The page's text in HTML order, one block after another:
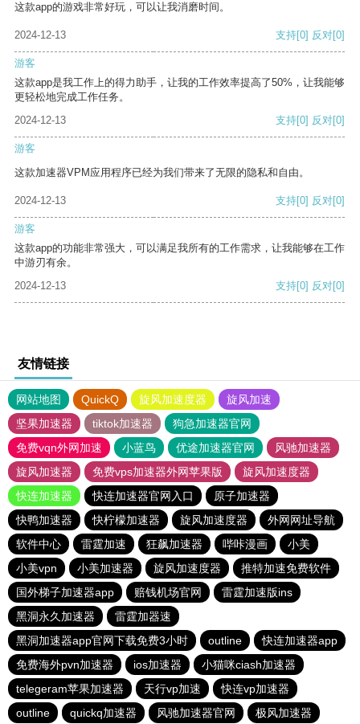
这款app的游戏非常好玩，可以让我消磨时间。
2024-12-13 支持[0] 反对[0]
游客
这款app是我工作上的得力助手，让我的工作效率提高了50%，让我能够
更轻松地完成工作任务。
2024-12-13
支持[0] 反对[0]
游客
这款加速器VPM应用程序已经为我们带来了无限的隐私和自由。
2024-12-13 支持[0] 反对[0]
游客
这款app的功能非常强大，可以满足我所有的工作需求，让我能够在工作
中游刃有余。
2024-12-13
支持[0] 反对[0]
友情链接
网站地图 QuickQ 旋风加速度器
旋风加速
坚果加速器
tiktok加速器
狗急加速器官网
免费vqn外网加速
小蓝鸟 优途加速器官网
风驰加速器
旋风加速器
免费vps加速器外网苹果版
旋风加速度器
快连加速器
快连加速器官网入口
原子加速器
快鸭加速器
快柠檬加速器 旋风加速度器
外网网址导航
软件中心
雷霆加速 狂飙加速器 哔咔漫画
小美
小美vpn
小美加速器 旋风加速度器
推特加速免费软件
国外梯子加速器app
赔钱机场官网
雷霆加速版ins
黑洞永久加速器
雷霆加器速
黑洞加速器app官网下载免费3小时
outline
快连加速器app
免费海外pvn加速器
ios加速器
小猫咪ciash加速器
telegeram苹果加速器
天行vp加速
快连vp加速器
outline
quickq加速器 风驰加速器官网 极风加速器